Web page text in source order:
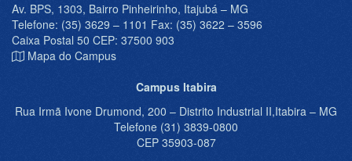
Av. BPS, 1303, Bairro Pinheirinho, Itajubá – MG
Telefone: (35) 3629 – 1101 Fax: (35) 3622 – 3596
Caixa Postal 50 CEP: 37500 903
Mapa do Campus
Campus Itabira
Rua Irmã Ivone Drumond, 200 – Distrito Industrial II,Itabira – MG
Telefone (31) 3839-0800
CEP 35903-087